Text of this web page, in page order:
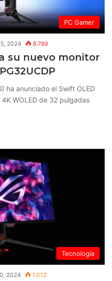
PC Gamer
2024 8.789
su nuevo monitor
ha anunciado el Swift OLED
WOLED de 32 pulgadas
Tecnología
2024 1.012